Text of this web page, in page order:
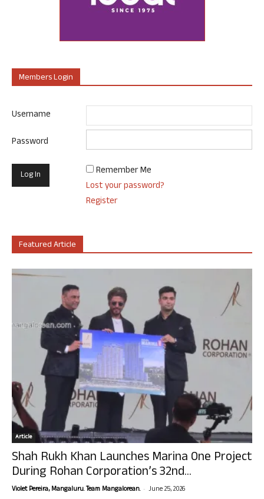
Members Login
Username
Password
Remember Me
Lost your password?
Register
Featured Article
Article
Shah Rukh Khan Launches Marina One Project
During Rohan Corporation’s 32nd...
Violet Pereira, Mangaluru. Team Mangalorean. - June 25, 2026